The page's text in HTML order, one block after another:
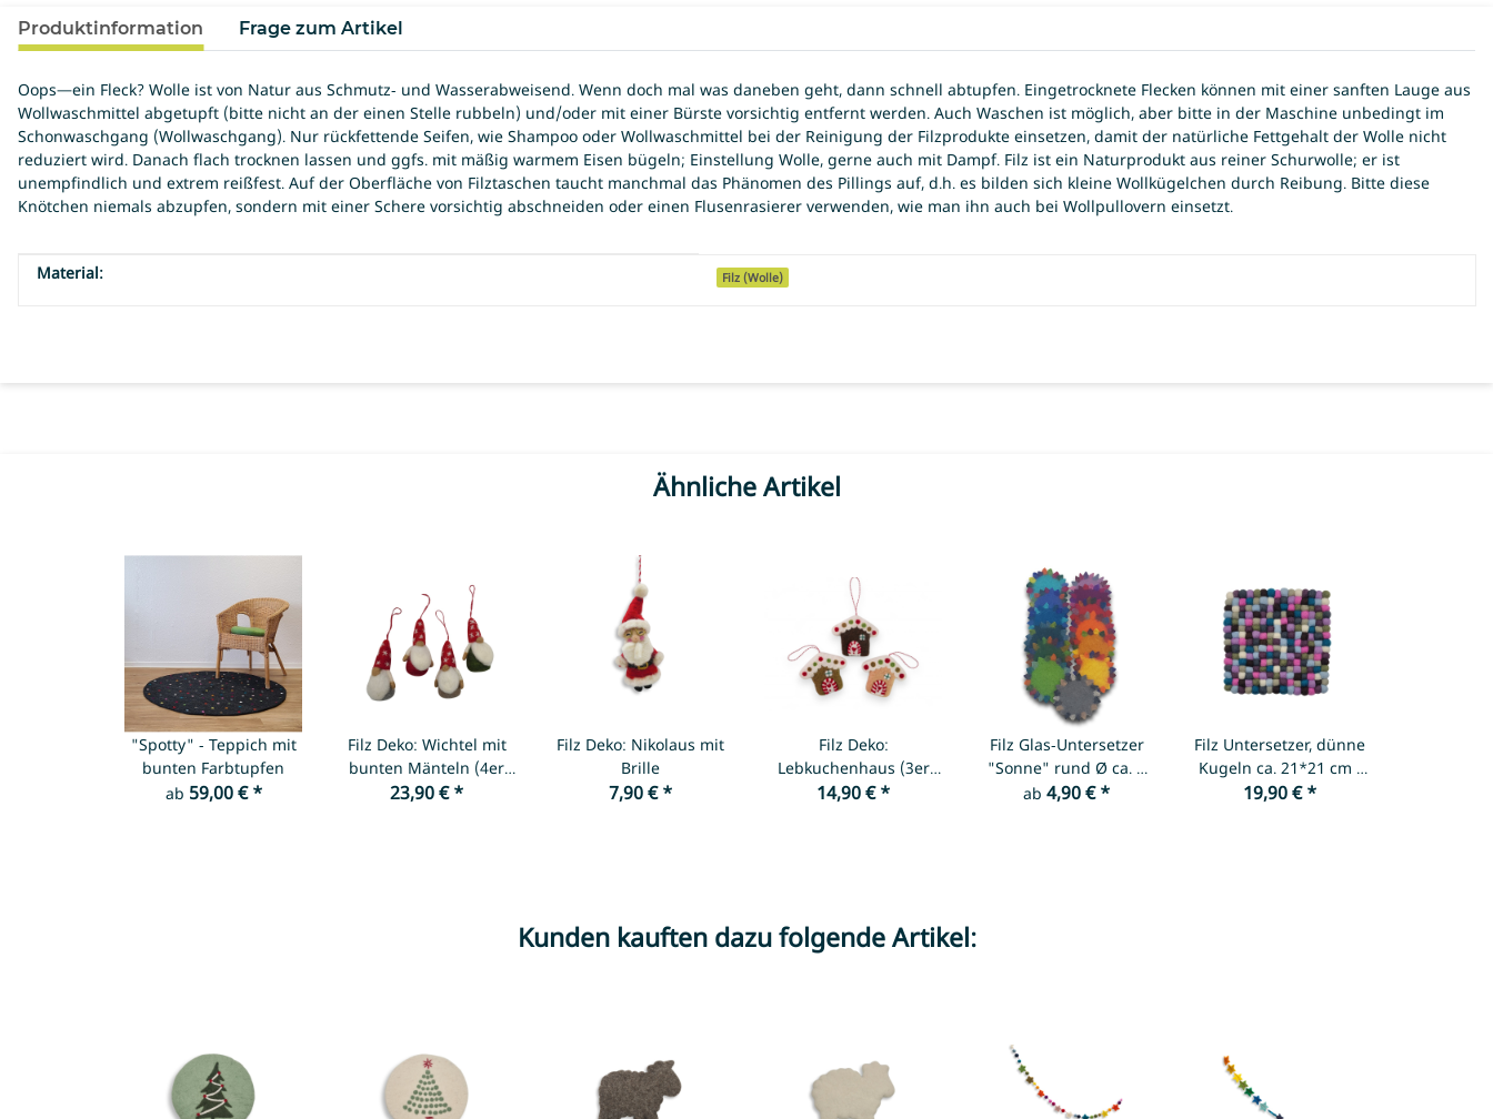
Produktinformation Frage zum Artikel
Oops—ein Fleck? Wolle ist von Natur aus Schmutz- und Wasserabweisend. Wenn doch mal was daneben geht, dann schnell abtupfen. Eingetrocknete Flecken können mit einer sanften Lauge aus
Wollwaschmittel abgetupft (bitte nicht an der einen Stelle rubbeln) und/oder mit einer Bürste vorsichtig entfernt werden. Auch Waschen ist möglich, aber bitte in der Maschine unbedingt im
Schonwaschgang (Wollwaschgang). Nur rückfettende Seifen, wie Shampoo oder Wollwaschmittel bei der Reinigung der Filzprodukte einsetzen, damit der natürliche Fettgehalt der Wolle nicht
reduziert wird. Danach flach trocknen lassen und ggfs. mit mäßig warmem Eisen bügeln; Einstellung Wolle, gerne auch mit Dampf. Filz ist ein Naturprodukt aus reiner Schurwolle; er ist
unempfindlich und extrem reißfest. Auf der Oberfläche von Filztaschen taucht manchmal das Phänomen des Pillings auf, d.h. es bilden sich kleine Wollkügelchen durch Reibung. Bitte diese
Knötchen niemals abzupfen, sondern mit einer Schere vorsichtig abschneiden oder einen Flusenrasierer verwenden, wie man ihn auch bei Wollpullovern einsetzt.
Produkteigenschaft
Wert
Material: Filz (Wolle)
Ähnliche Artikel
"Spotty" - Teppich mit
bunten Farbtupfen
ab 59,00 €*
Filz Deko: Wichtel mit
bunten Mänteln (4er
Set)
23,90 €*
Filz Deko: Nikolaus mit
Brille
7,90 €*
Filz Deko:
Lebkuchenhaus (3er
Set)
14,90 €*
Filz Glas-Untersetzer
"Sonne" rund Ø ca. 9
cm
ab 4,90 €*
Filz Untersetzer, dünne
Kugeln ca. 21*21 cm -
Pastell dunkel
19,90 €*
Kunden kauften dazu folgende Artikel: